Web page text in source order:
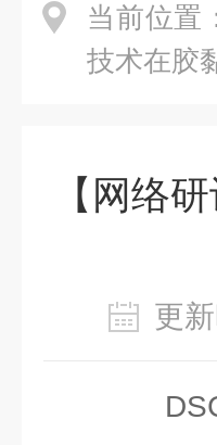
当前位置
技术在胶
【网络
更
DSC